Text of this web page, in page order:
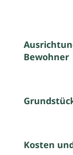
Bewohner
Kosten